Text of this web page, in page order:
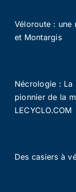
Véloroute : une
et Montargis
Nécrologie : La
pionnier de la
LECYCLO.COM
Des casiers à